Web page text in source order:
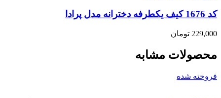
کد 1676 کیف یکطرفه دخترانه مدل پرادا
229,000 تومان
محصولات مشابه
فروخته شده